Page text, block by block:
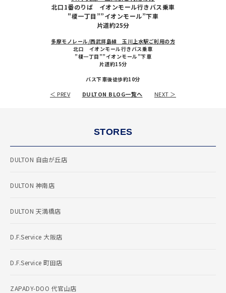
北口1番のりば イオンモール行きバス乗車
"榎一丁目””イオンモール”下車
片道約25分
多摩モノレール/西武拝島線 玉川上水駅ご利用の方
北口 イオンモール行きバス乗車
”榎一丁目””イオンモール”下車
片道約15分
バス下車後徒歩約10分
＜ PREV DULTON BLOG一覧へ NEXT ＞
STORES
DULTON 自由が丘店
DULTON 神南店
DULTON 天満橋店
D.F.Service 大阪店
D.F.Service 町田店
ZAPADY-DOO 代官山店